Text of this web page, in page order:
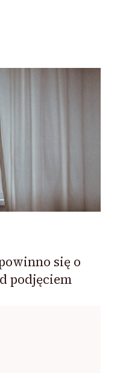
się o
podjęciem